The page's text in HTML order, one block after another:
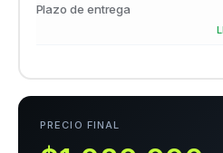
Plazo de entrega
PRECIO FINAL